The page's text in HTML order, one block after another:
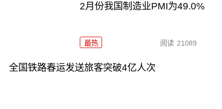
2月份我国制造业PMI为49.0%
最热 阅读 21089
全国铁路春运发送旅客突破4亿人次